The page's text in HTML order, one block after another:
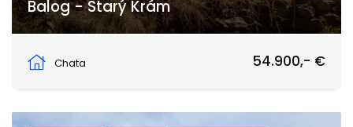
Balog - Starý Krám
Chata
54.900,- €